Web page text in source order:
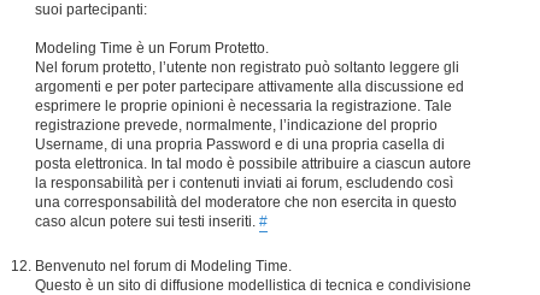
suoi partecipanti:
Modeling Time è un Forum Protetto.
Nel forum protetto, l’utente non registrato può soltanto leggere gli
argomenti e per poter partecipare attivamente alla discussione ed
esprimere le proprie opinioni è necessaria la registrazione. Tale
registrazione prevede, normalmente, l’indicazione del proprio
Username, di una propria Password e di una propria casella di
posta elettronica. In tal modo è possibile attribuire a ciascun autore
la responsabilità per i contenuti inviati ai forum, escludendo così
una corresponsabilità del moderatore che non esercita in questo
caso alcun potere sui testi inseriti. #
Benvenuto nel forum di Modeling Time.
Questo è un sito di diffusione modellistica di tecnica e condivisione